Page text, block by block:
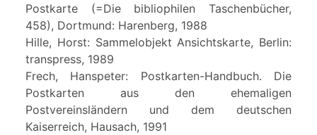
Postkarte (=Die bibliophilen Taschenbücher,
458), Dortmund: Harenberg, 1988
Hille, Horst: Sammelobjekt Ansichtskarte, Berlin:
transpress, 1989
Frech, Hanspeter: Postkarten-Handbuch. Die
Postkarten aus den ehemaligen
Postvereinsländern und dem deutschen
Kaiserreich, Hausach, 1991